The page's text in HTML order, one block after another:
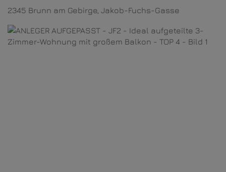
2345 Brunn am Gebirge , Jakob-Fuchs-Gasse